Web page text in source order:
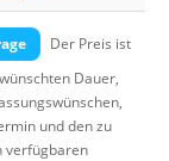
Der Preis ist
Dauer,
und den zu
verfügbaren